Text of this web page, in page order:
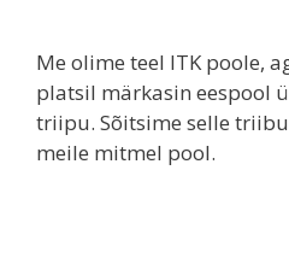
Me olime teel ITK poole,
platsil märkasin eespool
triipu. Sõitsime selle triibu
meile mitmel pool.